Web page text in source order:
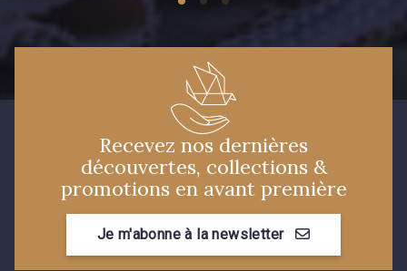
00 - Porcelaine
84 - Corail
Recevez nos dernières
découvertes, collections &
promotions en avant première
Je m'abonne à la newsletter